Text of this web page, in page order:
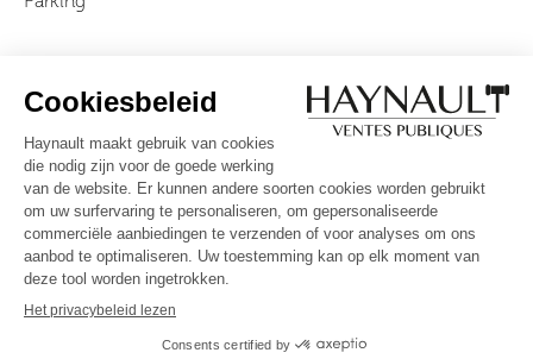
Over ons
Ons team
Video's
Veelgestelde vragen
Algemene voorwaarden
Volg ons